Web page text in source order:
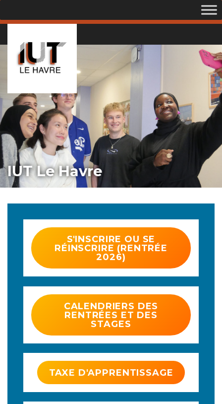
IUT Le Havre
S'INSCRIRE OU SE
RÉINSCRIRE (RENTRÉE
2026)
CALENDRIERS DES
RENTRÉES ET DES
STAGES
TAXE D'APPRENTISSAGE